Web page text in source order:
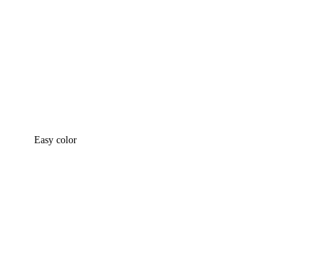
Easy color